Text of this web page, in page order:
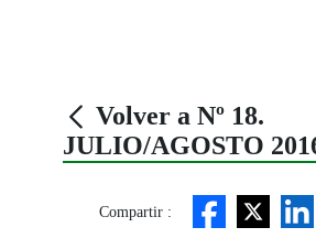
Volver a Nº 18.
JULIO/AGOSTO
Compartir :